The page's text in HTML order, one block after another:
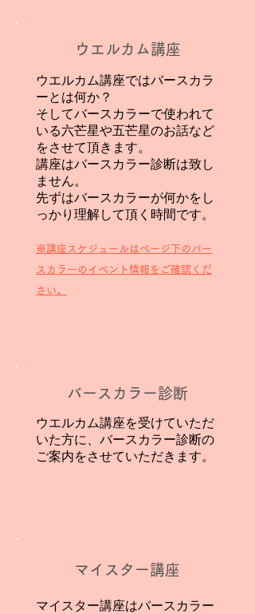
ウエルカム講座
ウエルカム講座ではバースカラ
ーとは何か？
そしてバースカラーで使われて
いる六芒星や五芒星のお話など
をさせて頂きます。
講座はバースカラー診断は致し
ません。
先ずはバースカラーが何かをし
っかり理解して頂く時間です。
​​※講座スケジュールはページ下のバー
スカラーのイベント情報をご確認くだ
さい。
バースカラー診断
​ウエルカム講座を受けていただ
いた方に、バースカラー診断の
ご案内をさせていただきます。
マイスター講座
マイスター講座はバースカラー